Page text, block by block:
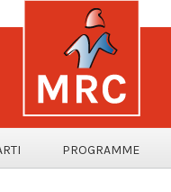
PROGRAMME